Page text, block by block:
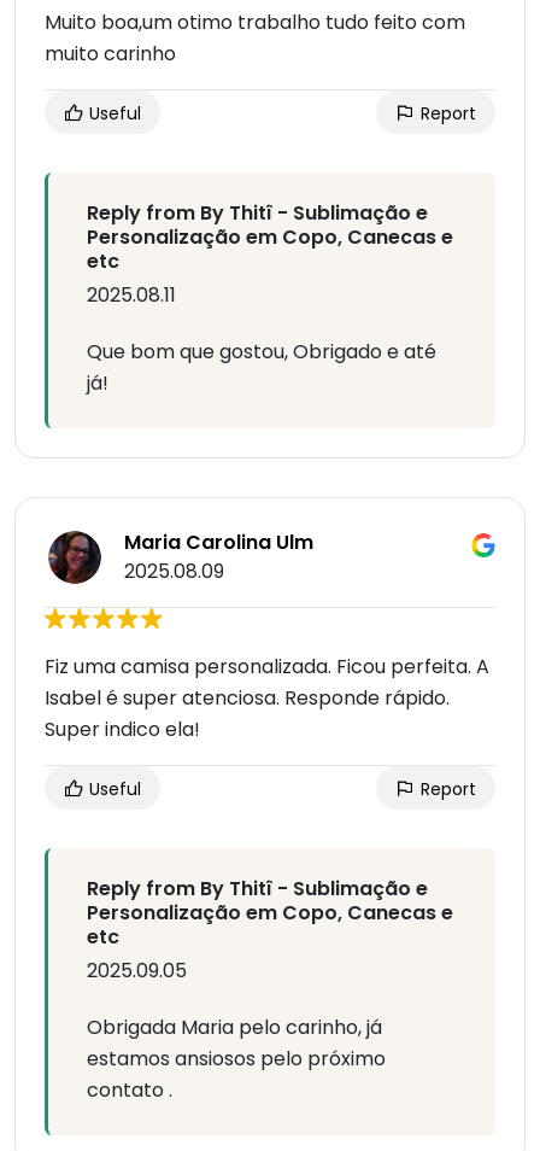
Muito boa,um otimo trabalho tudo feito com
muito carinho
Useful Report
Reply from By Thitî - Sublimação e
Personalização em Copo, Canecas e
etc
2025.08.11
Que bom que gostou, Obrigado e até
já!
Maria Carolina Ulm
2025.08.09
Fiz uma camisa personalizada. Ficou perfeita. A
Isabel é super atenciosa. Responde rápido.
Super indico ela!
Useful Report
Reply from By Thitî - Sublimação e
Personalização em Copo, Canecas e
etc
2025.09.05
Obrigada Maria pelo carinho, já
estamos ansiosos pelo próximo
contato .